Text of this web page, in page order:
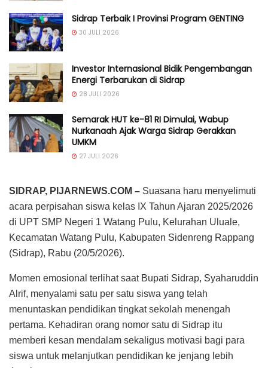
Sidrap Terbaik I Provinsi Program GENTING
30 JULI 2026
Investor Internasional Bidik Pengembangan
Energi Terbarukan di Sidrap
28 JULI 2026
Semarak HUT ke-81 RI Dimulai, Wabup
Nurkanaah Ajak Warga Sidrap Gerakkan
UMKM
27 JULI 2026
SIDRAP, PIJARNEWS.COM – Suasana haru menyelimuti
acara perpisahan siswa kelas IX Tahun Ajaran 2025/2026
di UPT SMP Negeri 1 Watang Pulu, Kelurahan Uluale,
Kecamatan Watang Pulu, Kabupaten Sidenreng Rappang
(Sidrap), Rabu (20/5/2026).
Momen emosional terlihat saat Bupati Sidrap, Syaharuddin
Alrif, menyalami satu per satu siswa yang telah
menuntaskan pendidikan tingkat sekolah menengah
pertama. Kehadiran orang nomor satu di Sidrap itu
memberi kesan mendalam sekaligus motivasi bagi para
siswa untuk melanjutkan pendidikan ke jenjang lebih